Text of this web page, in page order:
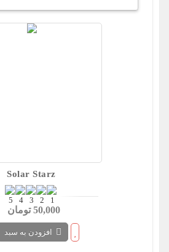
Solar Starz
50,000 تومان
افزودن به سبد